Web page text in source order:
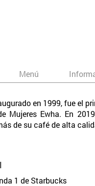
Menú
en 1999, fue el
Mujeres Ewha. En
de su café de alta
1 de Starbucks